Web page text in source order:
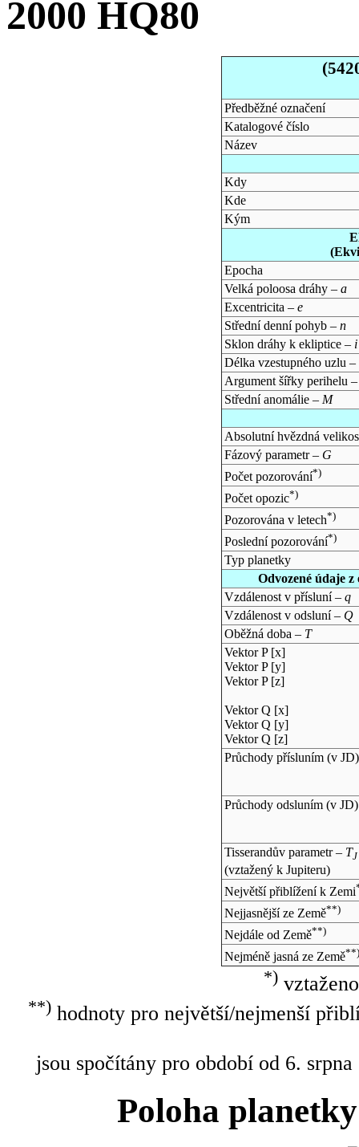
2000 HQ80
Předběžné označení
Katalogové číslo
Název
Kdy
Kde
Kým
Epocha
Velká poloosa dráhy – a
Excentricita – e
Střední denní pohyb – n
Sklon dráhy k ekliptice – i
Délka vzestupného uzlu –
Argument šířky perihelu
Střední anomálie – M
Absolutní hvězdná
Fázový parametr – G
Počet pozorování*)
Počet opozic*)
Pozorována v letech*)
Poslední pozorování*)
Typ planetky
Odvozené údaje
Vzdálenost v přísluní – q
Vzdálenost v odsluní – Q
Oběžná doba – T
Vektor P [x]
Vektor P [y]
Vektor P [z]
Vektor Q [x]
Vektor Q [y]
Vektor Q [z]
Průchody přísluním (v JD)
Průchody odsluním (v JD)
Tisserandův parametr – TJ
(vztažený k Jupiteru)
Největší přiblížení k Zemi
Nejjasnější ze Země**)
Nejdále od Země**)
Nejméně jasná ze Země**)
*)
**)hodnoty pro největší/nejmenší
jsou spočítány pro období od 6.
Poloha